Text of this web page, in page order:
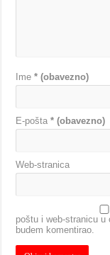
Ime* (obavezno)
E-pošta* (obavezno)
Web-stranica
poštu i web-stranicu
budem komentirao.